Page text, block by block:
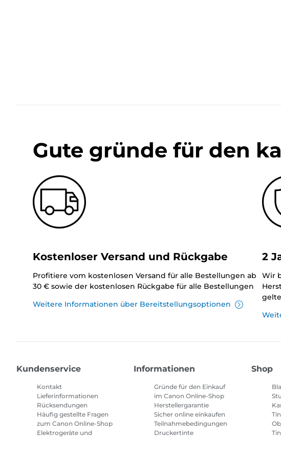
Gute gründe für den
Kostenloser Versand und Rückgabe
Profitiere vom kostenlosen Versand für alle Bestellungen ab
30 € sowie der kostenlosen Rückgabe für alle Bestellungen
Weitere Informationen über Bereitstellungsoptionen
2
Wir
Kundenservice
Kontakt
Lieferinformationen
Rücksendungen
Häufig gestellte Fragen
zum Canon Online-Shop
Elektrogeräte und
Informationen
Gründe für den Einkauf
im Canon Online-Shop
Herstellergarantie
Sicher online einkaufen
Teilnahmebedingungen
Druckertinte
Shop